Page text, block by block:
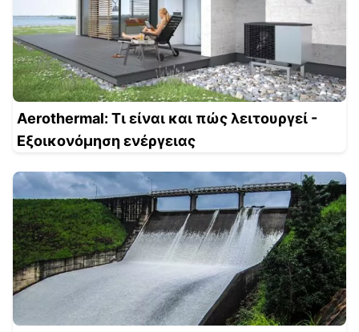
Aerothermal: Τι είναι και πώς λειτουργεί -
Εξοικονόμηση ενέργειας